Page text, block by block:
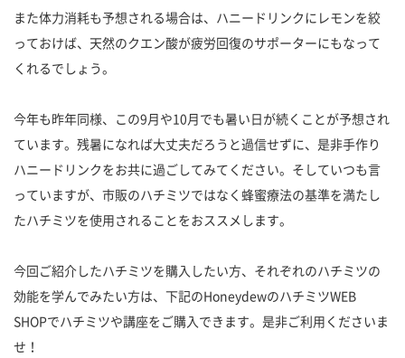
また体力消耗も予想される場合は、ハニードリンクにレモンを絞
っておけば、天然のクエン酸が疲労回復のサポーターにもなって
くれるでしょう。
今年も昨年同様、この9月や10月でも暑い日が続くことが予想され
ています。残暑になれば大丈夫だろうと過信せずに、是非手作り
ハニードリンクをお共に過ごしてみてください。そしていつも言
っていますが、市販のハチミツではなく蜂蜜療法の基準を満たし
たハチミツを使用されることをおススメします。
今回ご紹介したハチミツを購入したい方、それぞれのハチミツの
効能を学んでみたい方は、下記のHoneydewのハチミツWEB
SHOPでハチミツや講座をご購入できます。是非ご利用くださいま
せ！